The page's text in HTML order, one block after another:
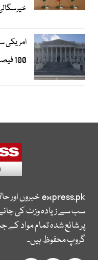
امریکی
100 فیصد ٹیرف کا بل منظور کرلیا
express.pkخبروں اور
سب سے زیادہ وزٹ کی
پر شائع شدہ تمام مواد
گروپ محفوظ ہیں۔